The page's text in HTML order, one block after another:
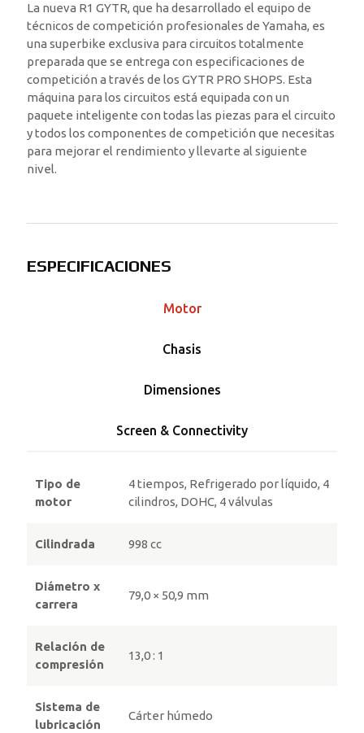
La nueva R1 GYTR, que ha desarrollado el equipo de
técnicos de competición profesionales de Yamaha, es
una superbike exclusiva para circuitos totalmente
preparada que se entrega con especificaciones de
competición a través de los GYTR PRO SHOPS. Esta
máquina para los circuitos está equipada con un
paquete inteligente con todas las piezas para el circuito
y todos los componentes de competición que necesitas
para mejorar el rendimiento y llevarte al siguiente
nivel.
ESPECIFICACIONES
Motor
Chasis
Dimensiones
Screen & Connectivity
Tipo de
motor
4 tiempos, Refrigerado por líquido, 4
cilindros, DOHC, 4 válvulas
Cilindrada 998 cc
Diámetro x
carrera
79,0 × 50,9 mm
Relación de
compresión
13,0 : 1
Sistema de
lubricación
Cárter húmedo